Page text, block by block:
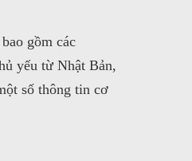
gồm các
yếu từ Nhật Bản,
số thông tin cơ